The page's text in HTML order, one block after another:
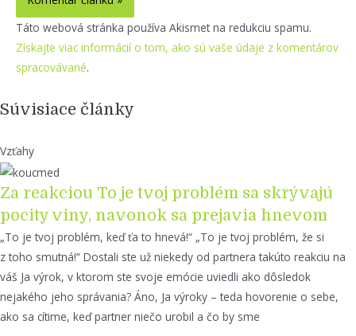
Táto webová stránka používa Akismet na redukciu spamu.
Získajte viac informácií o tom, ako sú vaše údaje z komentárov
spracovávané.
Súvisiace články
Vzťahy
Za reakciou To je tvoj problém sa skrývajú
pocity viny, navonok sa prejavia hnevom
„To je tvoj problém, keď ťa to hnevá!“ „To je tvoj problém, že si
z toho smutná!“ Dostali ste už niekedy od partnera takúto reakciu na
váš Ja výrok, v ktorom ste svoje emócie uviedli ako dôsledok
nejakého jeho správania? Áno, Ja výroky – teda hovorenie o sebe,
ako sa cítime, keď partner niečo urobil a čo by sme